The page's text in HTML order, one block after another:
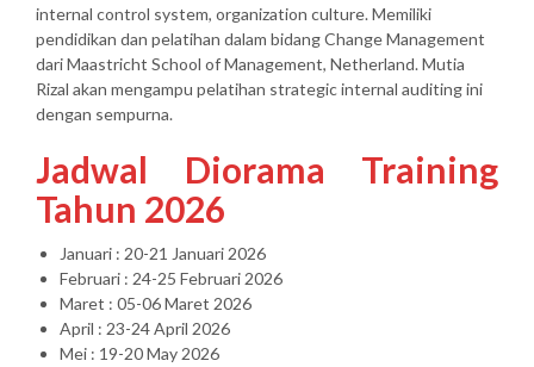
internal control system, organization culture. Memiliki
pendidikan dan pelatihan dalam bidang Change Management
dari Maastricht School of Management, Netherland. Mutia
Rizal akan mengampu pelatihan strategic internal auditing ini
dengan sempurna.
Jadwal Diorama Training
Tahun 2026
Januari : 20-21 Januari 2026
Februari : 24-25 Februari 2026
Maret : 05-06 Maret 2026
April : 23-24 April 2026
Mei : 19-20 May 2026